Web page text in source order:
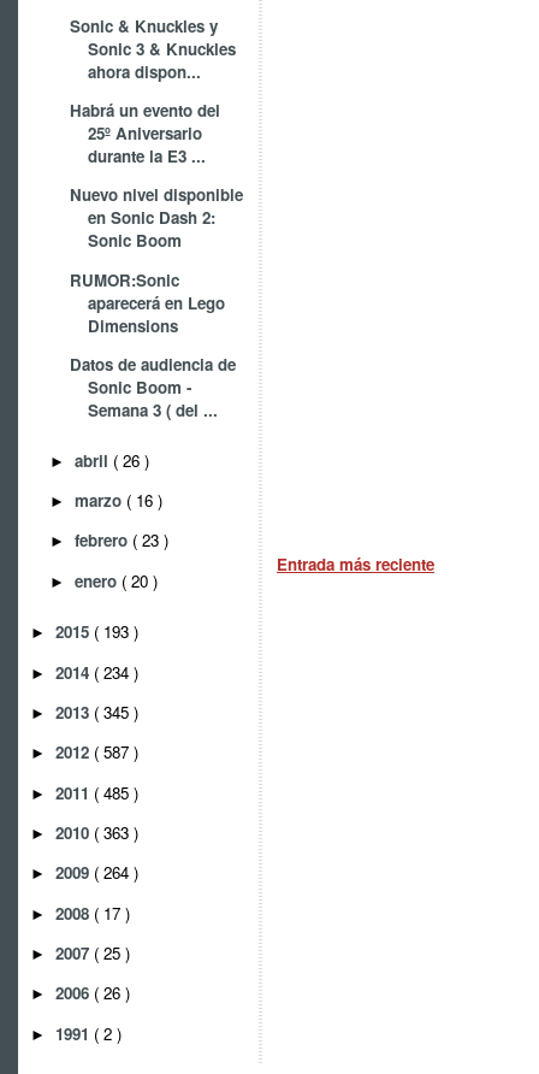
Sonic & Knuckles y
Sonic 3 & Knuckles
ahora dispon...
Habrá un evento del
25º Aniversario
durante la E3 ...
Nuevo nivel disponible
en Sonic Dash 2:
Sonic Boom
RUMOR:Sonic
aparecerá en Lego
Dimensions
Datos de audiencia de
Sonic Boom -
Semana 3 ( del ...
► abril ( 26 )
► marzo ( 16 )
► febrero ( 23 )
► enero ( 20 )
► 2015 ( 193 )
► 2014 ( 234 )
► 2013 ( 345 )
► 2012 ( 587 )
► 2011 ( 485 )
► 2010 ( 363 )
► 2009 ( 264 )
► 2008 ( 17 )
► 2007 ( 25 )
► 2006 ( 26 )
► 1991 ( 2 )
Entrada más reciente